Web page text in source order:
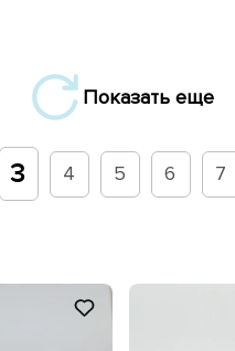
Показать еще
3 4 5 6 7